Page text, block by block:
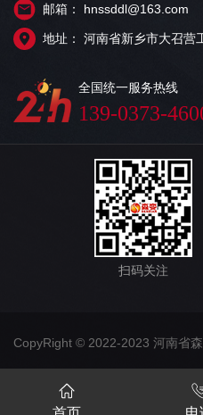
邮箱： hnssddl@163.com
地址： 河南省新乡市大召营
全国统一服务热线
139-0373-
扫码关注
CopyRight © 2022-2023 河南省